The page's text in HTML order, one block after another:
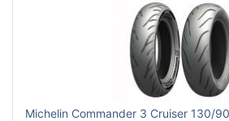
Michelin Commander 3 Cruiser 130/